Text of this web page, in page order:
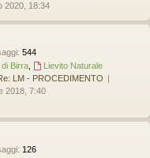
2020, 18:34
: 544
di Birra,
Lievito Naturale
LM - PROCEDIMENTO
2018, 7:40
: 126